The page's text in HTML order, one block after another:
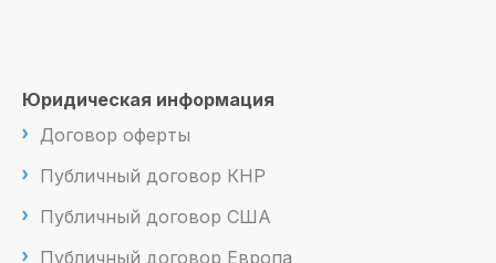
Юридическая информация
Договор оферты
Публичный договор КНР
Публичный договор США
Публичный договор Европа